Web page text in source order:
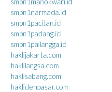
smpn1narmada.id
smpn1pacitan.id
smpn1padang.id
smpn1pailangga.id
haklijakarta.com
haklilangsa.com
haklisabang.com
haklidenpasar.com